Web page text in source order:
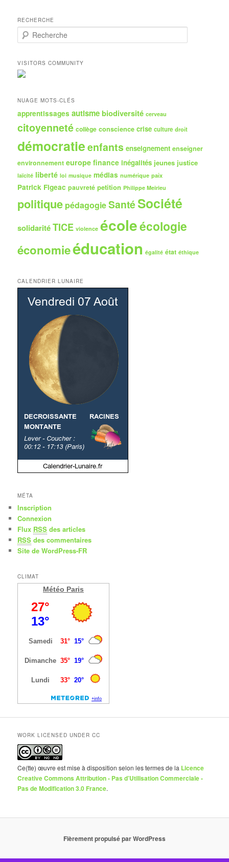
RECHERCHE
e
h
e
r
h
VISITORS COMMUNITY
NUAGE MOTS-CLÉS
apprentissages autisme biodiversité cerveau
citoyenneté collège conscience crise culture droit
démocratieenfants enseignement enseigner
environnement europe finance inégalités jeunes justice
laïcité liberté loi musique médias numérique paix
Patrick Figeac pauvreté petition Philippe Meirieu
politique pédagogieSantéSociété
solidaritéTICE violence écoleécologie
économieéducation égalité état éthique
CALENDRIER LUNAIRE
MÉTA
Inscription
Connexion
Flux RSS des articles
RSS des commentaires
Site de WordPress-FR
CLIMAT
Météo Paris
WORK LICENSED UNDER CC
Ce(tte) œuvre est mise à disposition selon les termes de la Licence
Creative Commons Attribution - Pas d’Utilisation Commerciale -
Pas de Modification 3.0 France.
Fièrement propulsé par WordPress